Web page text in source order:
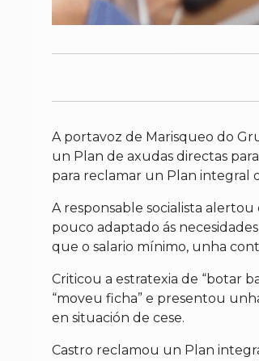
A portavoz de Marisqueo do
un Plan de axudas directas
para reclamar un Plan integral
A responsable socialista
pouco adaptado ás
que o salario mínimo, unha
Criticou a estratexia de “botar
“moveu ficha” e presentou
en situación de cese.
Castro reclamou un Plan